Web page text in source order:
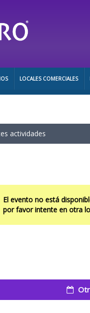
LOCALES COMERCIALES
actividades
El evento no está
por favor intente en otra